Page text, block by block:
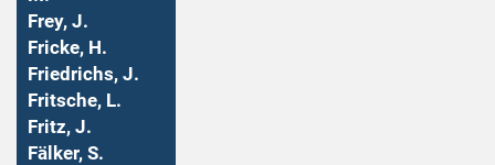
Frey, J.
Fricke, H.
Friedrichs, J.
Fritsche, L.
Fritz, J.
Fälker, S.